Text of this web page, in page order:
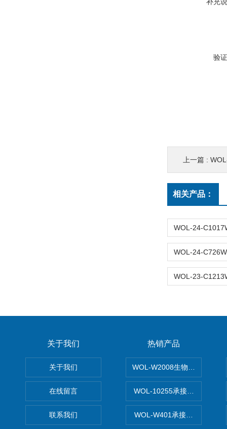
验
上一篇 : WOL-
相关产品：
关于我们
关于我们
在线留言
联系我们
热销产品
WOL-W2008生物制药GMP
WOL-10255承接清远电子
WOL-W401承接食品QS认